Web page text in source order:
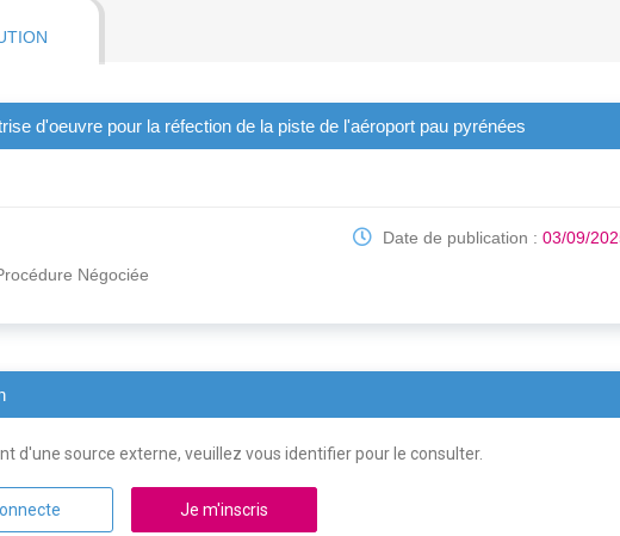
d'oeuvre pour la réfection de la piste de l'aéroport pau pyrénées
Négociée
Date de publication :03/09/
d'une source externe, veuillez vous identifier pour le consulter.
Je m'inscris